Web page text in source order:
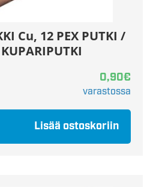
Cu, 12 PEX PUTKI /
0,90€
varastossa
Lisää ostoskoriin